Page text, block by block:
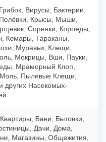
Вирусы, Бактерии,
Крысы, Мыши,
Сорняки, Короеды,
Комары, Тараканы,
Муравьи, Клещи,
Мокрицы, Вши, Пауки,
Мраморный Клоп,
Пылевые Клещи,
других Насекомых-
Бани, Бытовки,
Дачи, Дома,
Магазины, Общежития,